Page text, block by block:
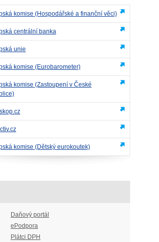
komise (Hospodářské a finanční věci)
centrální banka
unie
komise (Eurobarometer)
komise (Zastoupení v České
komise (Dětský eurokoutek)
Daňový portál
ePodpora
Plátci DPH